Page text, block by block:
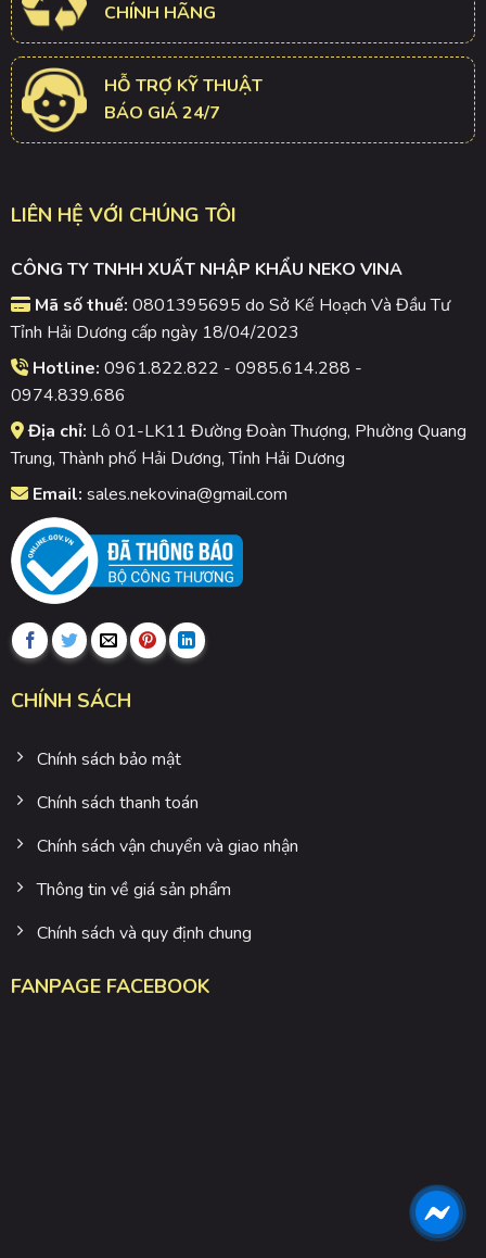
CHÍNH HÃNG
HỖ TRỢ KỸ THUẬT
BÁO GIÁ 24/7
LIÊN HỆ VỚI CHÚNG TÔI
CÔNG TY TNHH XUẤT NHẬP KHẨU NEKO VINA
Mã số thuế: 0801395695 do Sở Kế Hoạch Và Đầu Tư
Tỉnh Hải Dương cấp ngày 18/04/2023
Hotline: 0961.822.822 - 0985.614.288 -
0974.839.686
Địa chỉ: Lô 01-LK11 Đường Đoàn Thượng, Phường Quang
Trung, Thành phố Hải Dương, Tỉnh Hải Dương
Email: sales.nekovina@gmail.com
CHÍNH SÁCH
Chính sách bảo mật
Chính sách thanh toán
Chính sách vận chuyển và giao nhận
Thông tin về giá sản phẩm
Chính sách và quy định chung
FANPAGE FACEBOOK